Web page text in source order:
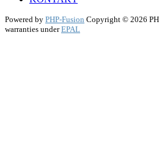
Powered by PHP-Fusion Copyright © 2026
warranties underEPAL